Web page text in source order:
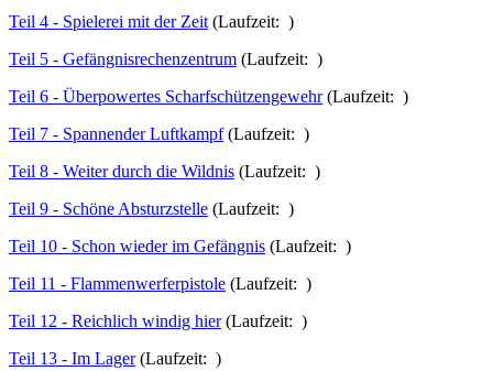
Teil 4 - Spielerei mit der Zeit (Laufzeit: )
Teil 5 - Gefängnisrechenzentrum (Laufzeit: )
Teil 6 - Überpowertes Scharfschützengewehr(Laufzeit: )
Teil 7 - Spannender Luftkampf(Laufzeit: )
Teil 8 - Weiter durch die Wildnis (Laufzeit: )
Teil 9 - Schöne Absturzstelle (Laufzeit: )
Teil 10 - Schon wieder im Gefängnis (Laufzeit: )
Teil 11 - Flammenwerferpistole (Laufzeit: )
Teil 12 - Reichlich windig hier(Laufzeit: )
Teil 13 - Im Lager(Laufzeit: )